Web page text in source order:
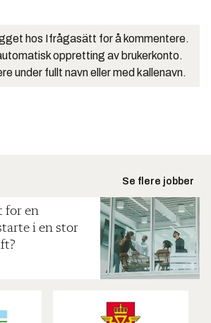
hos Ifrågasätt for å kommentere.
oppretting av brukerkonto.
under fullt navn eller med kallenavn.
Se flere jobber
for en
i en stor